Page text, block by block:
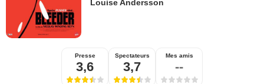
Louise Andersson
Presse
3,6
Spectateurs
3,7
Mes amis
--